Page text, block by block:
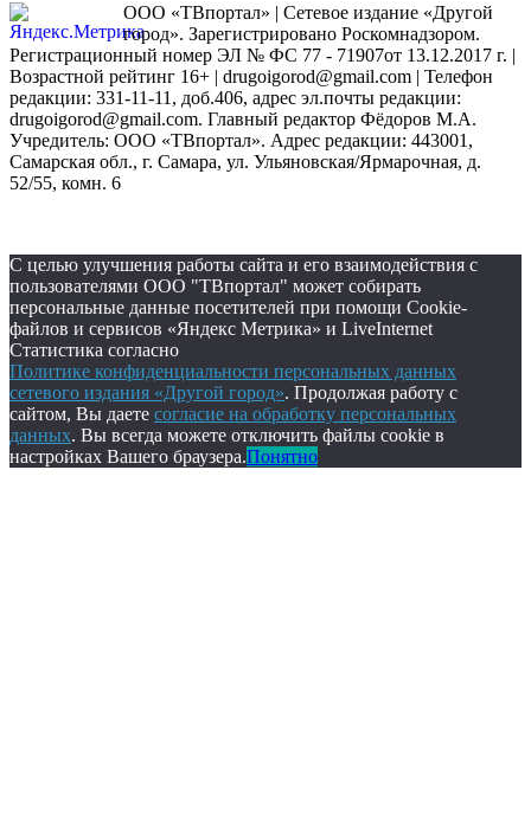
ООО «ТВпортал» | Сетевое издание «Другой
город». Зарегистрировано Роскомнадзором.
Регистрационный номер ЭЛ № ФС 77 - 71907от 13.12.2017 г. |
Возрастной рейтинг 16+ | drugoigorod@gmail.com | Телефон
редакции: 331-11-11, доб.406, адрес эл.почты редакции:
drugoigorod@gmail.com. Главный редактор Фёдоров М.А.
Учредитель: ООО «ТВпортал». Адрес редакции: 443001,
Самарская обл., г. Самара, ул. Ульяновская/Ярмарочная, д.
52/55, комн. 6
С целью улучшения работы сайта и его взаимодействия с
пользователями ООО "ТВпортал" может собирать
персональные данные посетителей при помощи Cookie-
файлов и сервисов «Яндекс Метрика» и LiveInternet
Статистика согласно
Политике конфиденциальности персональных данных
сетевого издания «Другой город». Продолжая работу с
сайтом, Вы даете согласие на обработку персональных
данных. Вы всегда можете отключить файлы cookie в
настройках Вашего браузера.Понятно